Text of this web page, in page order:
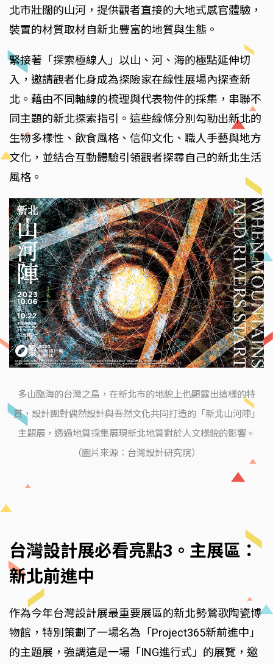
北市壯闊的山河，提供觀者直接的大地式感官體驗，
裝置的材質取材自新北豐富的地質與生態。
緊接著「探索極線人」以山、河、海的極點延伸切
入，邀請觀者化身成為探險家在線性展場內探查新
北。藉由不同軸線的梳理與代表物件的採集，串聯不
同主題的新北探索指引。這些線條分別勾勒出新北的
生物多樣性、飲食風格、信仰文化、職人手藝與地方
文化，並結合互動體驗引領觀者探尋自己的新北生活
風格。
多山臨海的台灣之島，在新北市的地貌上也顯露出這樣的特
質，設計團對偶然設計與吾然文化共同打造的「新北山河陣」
主題展，透過地質採集展現新北地質對於人文樣貌的影響。
（圖片來源：台灣設計研究院）
台灣設計展必看亮點3。主展區：
新北前進中
作為今年台灣設計展最重要展區的新北勢鶯歌陶瓷博
物館，特別策劃了一場名為「Project365新前進中」
的主題展，強調這是一場「ING進行式」的展覽，邀